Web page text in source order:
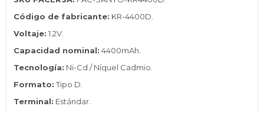
Código de fabricante: KR-4400D.
Voltaje: 1.2V.
Capacidad nominal: 4400mAh.
Tecnología: Ni-Cd / Níquel Cadmio.
Formato:Tipo D.
Terminal: Estándar.